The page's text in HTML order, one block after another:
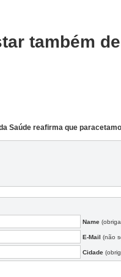
também
Saúde reafirma que
Name
E-Mail (não
Cidade